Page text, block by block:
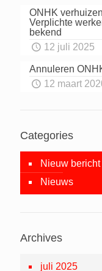
ONHK
Verplichte
bekend
12 juli 2025
Annuleren
12 maart
Categories
Nieuw bericht
Nieuws
Archives
juli 2025